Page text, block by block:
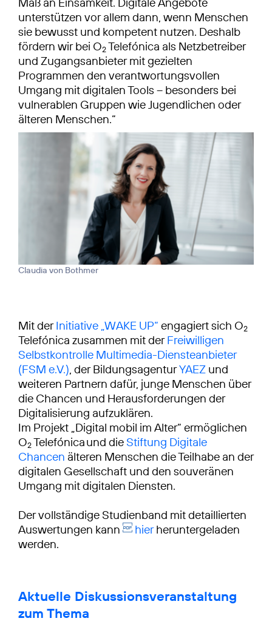
unterstützen vor allem dann, wenn Menschen
sie bewusst und kompetent nutzen. Deshalb
fördern wir bei O2Telefónica als Netzbetreiber
und Zugangsanbieter mit gezielten
Programmen den verantwortungsvollen
Umgang mit digitalen Tools – besonders bei
vulnerablen Gruppen wie Jugendlichen oder
älteren Menschen.“
Claudia von Bothmer
Mit derInitiative „WAKE UP“ engagiert sich O2
Telefónica zusammen mit derFreiwilligen
Selbstkontrolle Multimedia-Diensteanbieter
(FSM e.V.), der BildungsagenturYAEZ und
weiteren Partnern dafür, junge Menschen über
die Chancen und Herausforderungen der
Digitalisierung aufzuklären.
Im Projekt „Digital mobil im Alter“ ermöglichen
O2Telefónica und die Stiftung Digitale
Chancen älteren Menschen die Teilhabe an der
digitalen Gesellschaft und den souveränen
Umgang mit digitalen Diensten.
Der vollständige Studienband mit detaillierten
Auswertungen kann
hierheruntergeladen
werden.
Aktuelle Diskussionsveranstaltung
zum Thema